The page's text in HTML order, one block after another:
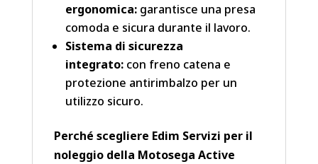
ergonomica:garantisce una presa
comoda e sicura durante il lavoro.
Sistema di sicurezza
integrato:con freno catena e
protezione antirimbalzo per un
utilizzo sicuro.
Perché scegliere Edim Servizi per il
noleggio della Motosega Active